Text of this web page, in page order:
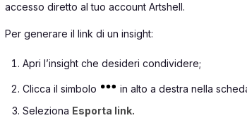
accesso diretto al tuo account Artshell.
Per generare il link di un insight:
Apri l’insight che desideri condividere;
Clicca il simbolo
in alto a destra nella
Seleziona Esporta link.